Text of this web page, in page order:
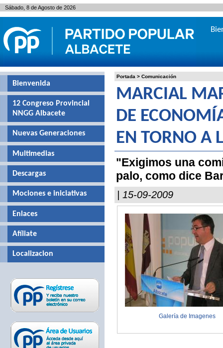
Portada > Comunicación
MARCIAL
DE
EN TORNO A
"Exigimos una
palo, como dice
| 15-09-2009
Galería de Imagenes
Bienvenida
12 Congreso Provincial
NNGG Albacete
Nuevas Generaciones
Multimedias
Descargas
Mociones e iniciativas
Enlaces
Afíliate
Localizacion
Sábado, 8 de Agosto de 2026